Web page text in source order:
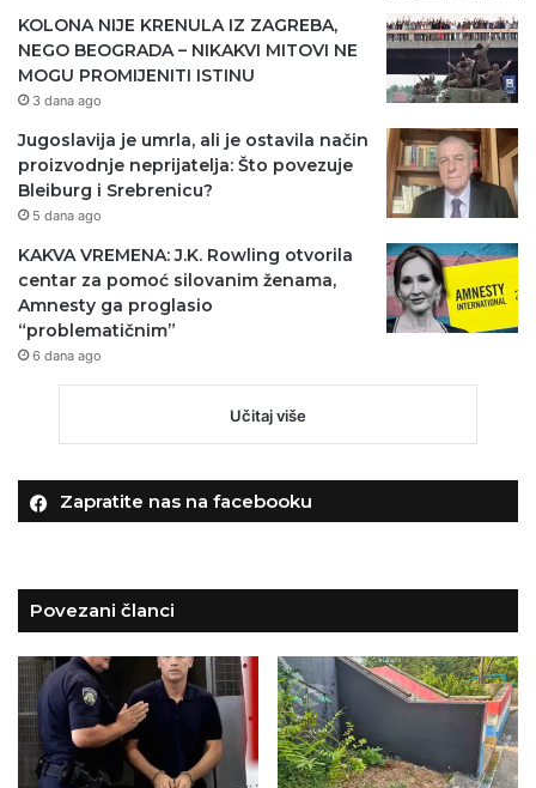
KOLONA NIJE KRENULA IZ ZAGREBA,
NEGO BEOGRADA – NIKAKVI MITOVI NE
MOGU PROMIJENITI ISTINU
3 dana ago
Jugoslavija je umrla, ali je ostavila način
proizvodnje neprijatelja: Što povezuje
Bleiburg i Srebrenicu?
5 dana ago
KAKVA VREMENA: J.K. Rowling otvorila
centar za pomoć silovanim ženama,
Amnesty ga proglasio
“problematičnim”
6 dana ago
Učitaj više
Zapratite nas na facebooku
Povezani članci